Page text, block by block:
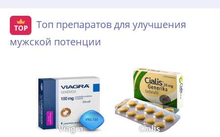
Топ препаратов для улучшения
мужской потенции
Viagra Cialis